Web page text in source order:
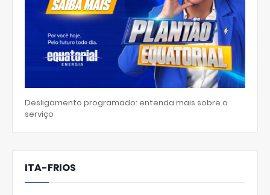
Desligamento programado: entenda mais sobre o
serviço
ITA-FRIOS